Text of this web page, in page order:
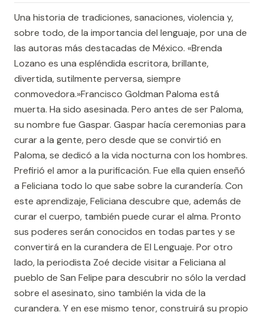
Una historia de tradiciones, sanaciones, violencia y,
sobre todo, de la importancia del lenguaje, por una de
las autoras más destacadas de México. «Brenda
Lozano es una espléndida escritora, brillante,
divertida, sutilmente perversa, siempre
conmovedora.»Francisco Goldman Paloma está
muerta. Ha sido asesinada. Pero antes de ser Paloma,
su nombre fue Gaspar. Gaspar hacía ceremonias para
curar a la gente, pero desde que se convirtió en
Paloma, se dedicó a la vida nocturna con los hombres.
Prefirió el amor a la purificación. Fue ella quien enseñó
a Feliciana todo lo que sabe sobre la curandería. Con
este aprendizaje, Feliciana descubre que, además de
curar el cuerpo, también puede curar el alma. Pronto
sus poderes serán conocidos en todas partes y se
convertirá en la curandera de El Lenguaje. Por otro
lado, la periodista Zoé decide visitar a Feliciana al
pueblo de San Felipe para descubrir no sólo la verdad
sobre el asesinato, sino también la vida de la
curandera. Y en ese mismo tenor, construirá su propio